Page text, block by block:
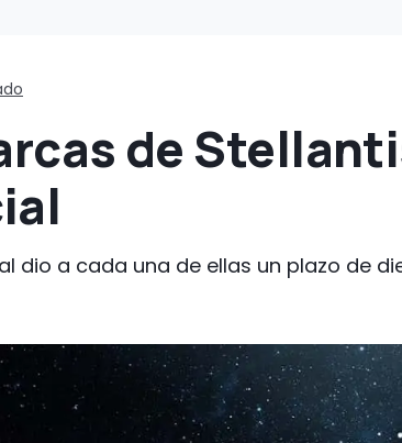
de
dio a cada una de ellas un plazo de